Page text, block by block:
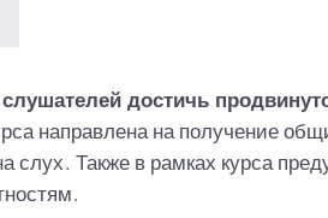
слушателей достичь
направлена на получение
слух. Также в рамках курса